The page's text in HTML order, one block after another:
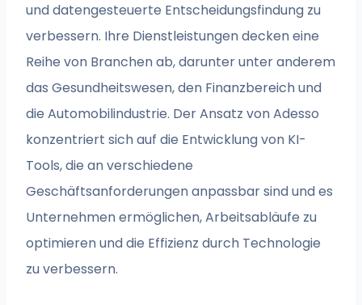
und datengesteuerte Entscheidungsfindung zu
verbessern. Ihre Dienstleistungen decken eine
Reihe von Branchen ab, darunter unter anderem
das Gesundheitswesen, den Finanzbereich und
die Automobilindustrie. Der Ansatz von Adesso
konzentriert sich auf die Entwicklung von KI-
Tools, die an verschiedene
Geschäftsanforderungen anpassbar sind und es
Unternehmen ermöglichen, Arbeitsabläufe zu
optimieren und die Effizienz durch Technologie
zu verbessern.